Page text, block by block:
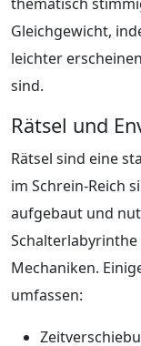
Gleichgewicht,
leichter
sind.
Rätsel und
Rätsel sind eine
im Schrein-Reich
aufgebaut und
Mechaniken.
umfassen: